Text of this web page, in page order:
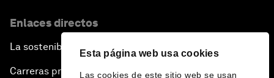
Esta página web usa cookies
Las cookies de este sitio web se usan
Enlaces directos
La sostenibilidad en el Foro
Carreras profesionales